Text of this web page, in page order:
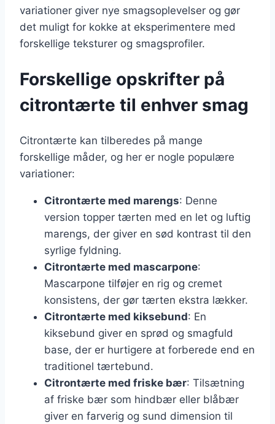
variationer giver nye smagsoplevelser og gør
det muligt for kokke at eksperimentere med
forskellige teksturer og smagsprofiler.
Forskellige opskrifter på
citrontærte til enhver smag
Citrontærte kan tilberedes på mange
forskellige måder, og her er nogle populære
variationer:
Citrontærte med marengs: Denne
version topper tærten med en let og luftig
marengs, der giver en sød kontrast til den
syrlige fyldning.
Citrontærte med mascarpone:
Mascarpone tilføjer en rig og cremet
konsistens, der gør tærten ekstra lækker.
Citrontærte med kiksebund: En
kiksebund giver en sprød og smagfuld
base, der er hurtigere at forberede end en
traditionel tærtebund.
Citrontærte med friske bær: Tilsætning
af friske bær som hindbær eller blåbær
giver en farverig og sund dimension til